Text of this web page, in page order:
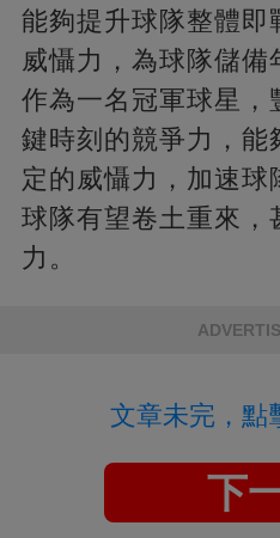
能夠提升球隊整體即
威懾力，為球隊儲備
作為一名冠軍球星，
鍵時刻的競爭力，能
定的威懾力，加速球
球隊有望卷土重來，
力。
文章未完，點
下